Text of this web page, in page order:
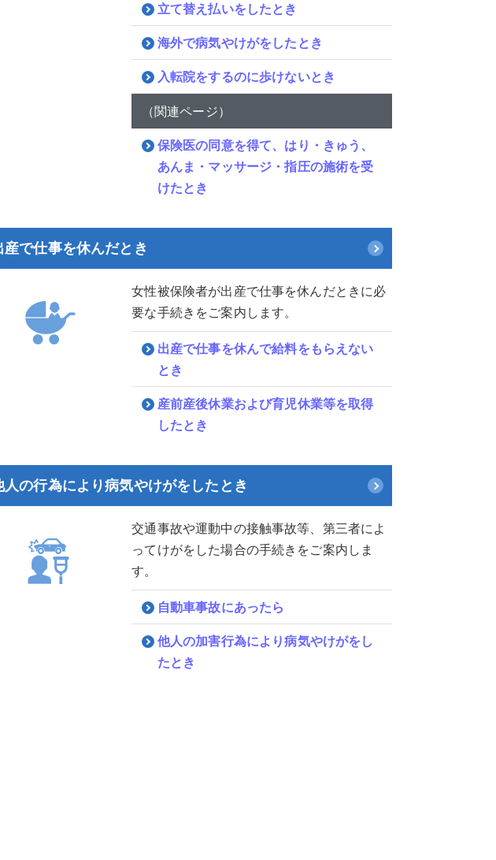
立て替え払いをしたとき
海外で病気やけがをしたとき
入転院をするのに歩けないとき
（関連ページ）
保険医の同意を得て、はり・きゅう、
あんま・マッサージ・指圧の施術を受
けたとき
産で仕事を休んだとき
女性被保険者が出産で仕事を休んだときに必
要な手続きをご案内します。
出産で仕事を休んで給料をもらえない
とき
産前産後休業および育児休業等を取得
したとき
人の行為により病気やけがをしたとき
交通事故や運動中の接触事故等、第三者によ
ってけがをした場合の手続きをご案内しま
す。
自動車事故にあったら
他人の加害行為により病気やけがをし
たとき